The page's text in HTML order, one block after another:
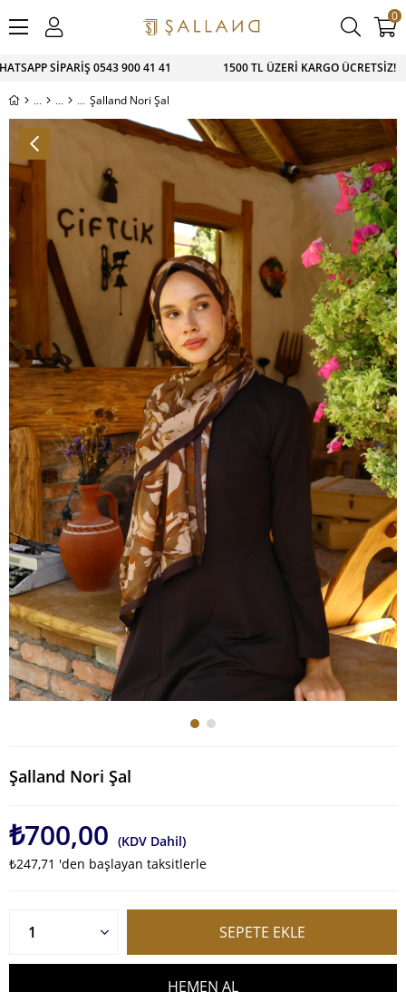
SİPARİŞ 0543 900 41 41 1500 TL ÜZERİ KARGO
0
Şalland Nori Şal
Şalland Nori Şal
₺700,00 (KDV Dahil)
₺247,71 'den başlayan taksitlerle